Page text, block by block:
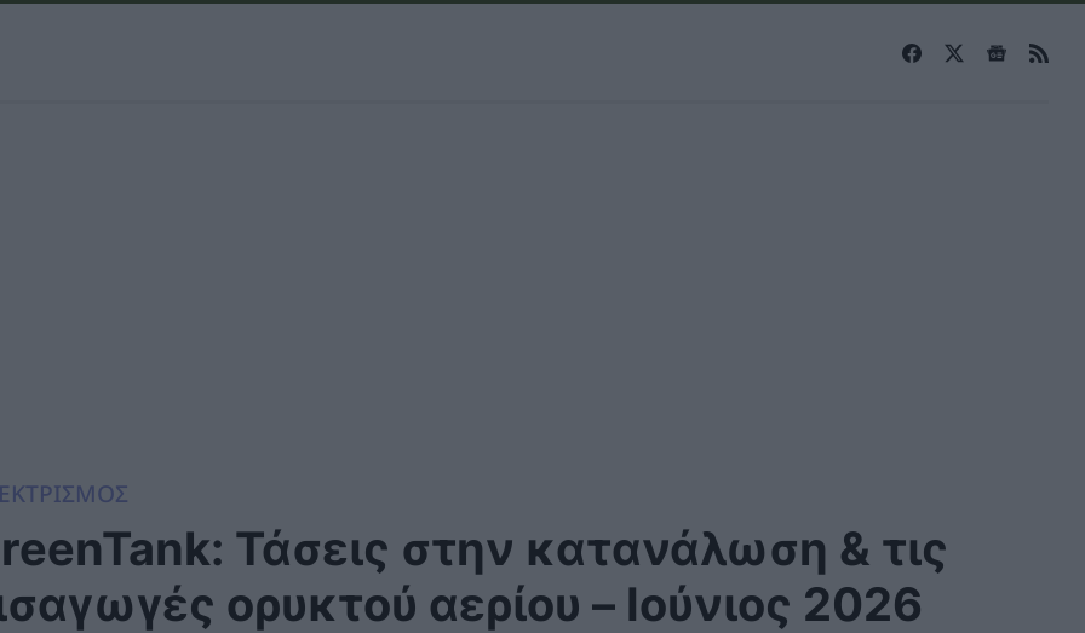
Τάσεις στην κατανάλωση & τις
ορυκτού αερίου – Ιούνιος 2026